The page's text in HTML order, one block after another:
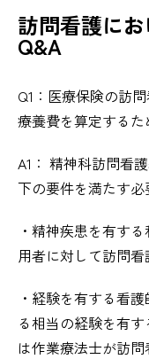
訪問看護に
Q&A
Q1：医療保険の訪
療養費を算定する
A1： 精神科訪問看
下の要件を満たす必
・精神疾患を有す
用者に対して訪問看
・経験を有する看
る相当の経験を有
は作業療法士が訪